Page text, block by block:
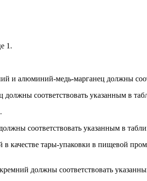
1.
и алюминий-медь-марганец должны
соответствовать указанным в
соответствовать указанным в
качестве тары-упаковки в пищевой
должны соответствовать